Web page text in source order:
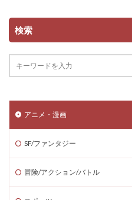
検索
アニメ・漫画
SF/ファンタジー
冒険/アクション/バトル